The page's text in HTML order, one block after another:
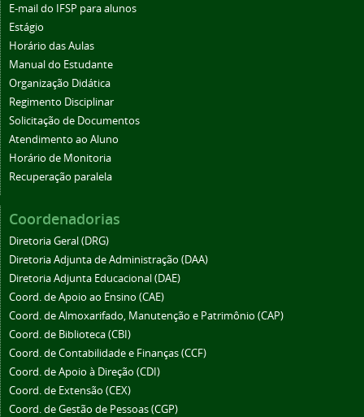
E-mail do IFSP para alunos
Estágio
Horário das Aulas
Manual do Estudante
Organização Didática
Regimento Disciplinar
Solicitação de Documentos
Atendimento ao Aluno
Horário de Monitoria
Recuperação paralela
Coordenadorias
Diretoria Geral (DRG)
Diretoria Adjunta de Administração (DAA)
Diretoria Adjunta Educacional (DAE)
Coord. de Apoio ao Ensino (CAE)
Coord. de Almoxarifado, Manutenção e Patrimônio (CAP)
Coord. de Biblioteca (CBI)
Coord. de Contabilidade e Finanças (CCF)
Coord. de Apoio à Direção (CDI)
Coord. de Extensão (CEX)
Coord. de Gestão de Pessoas (CGP)